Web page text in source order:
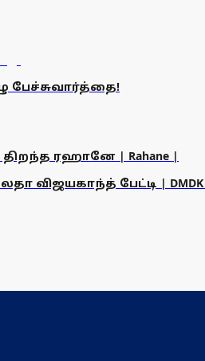
பேச்சுவார்த்தை!
ரஹானே | Rahane |
பேட்டி | DMDK |